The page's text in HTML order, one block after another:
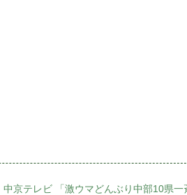
中京テレビ 「激ウマどんぶり中部10県